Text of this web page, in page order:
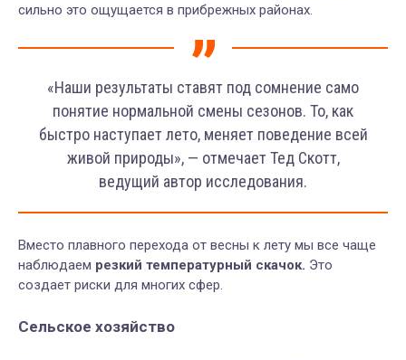
сильно это ощущается в прибрежных районах.
«Наши результаты ставят под сомнение само
понятие нормальной смены сезонов. То, как
быстро наступает лето, меняет поведение всей
живой природы», — отмечает Тед Скотт,
ведущий автор исследования.
Вместо плавного перехода от весны к лету мы все чаще
наблюдаем резкий температурный скачок. Это
создает риски для многих сфер.
Сельское хозяйство